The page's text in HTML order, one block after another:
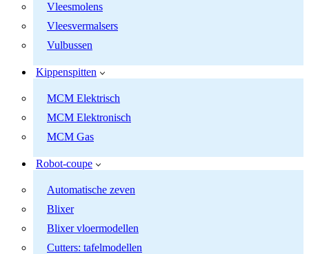
Vleesmolens
Vleesvermalsers
Vulbussen
Kippenspitten
MCM Elektrisch
MCM Elektronisch
MCM Gas
Robot-coupe
Automatische zeven
Blixer
Blixer vloermodellen
Cutters: tafelmodellen